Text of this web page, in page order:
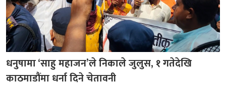
धनुषामा ‘साहु महाजन’ले निकाले जुलुस, १ गतेदेखि
काठमाडौंमा धर्ना दिने चेतावनी